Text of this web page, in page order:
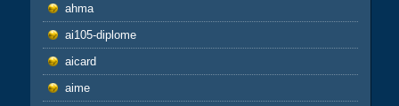
ahma
ai105-diplome
aicard
aime